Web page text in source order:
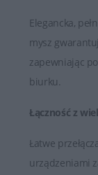
Elegancka,
mysz
zapewniając
biurku.
Łączność z
Łatwe
urządzeniami